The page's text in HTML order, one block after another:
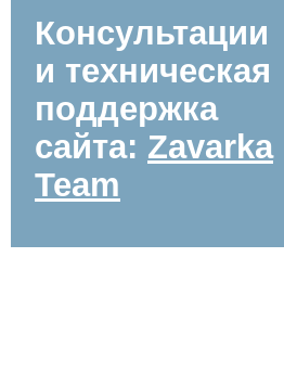
Консультации
и техническая
поддержка
сайта: Zavarka
Team